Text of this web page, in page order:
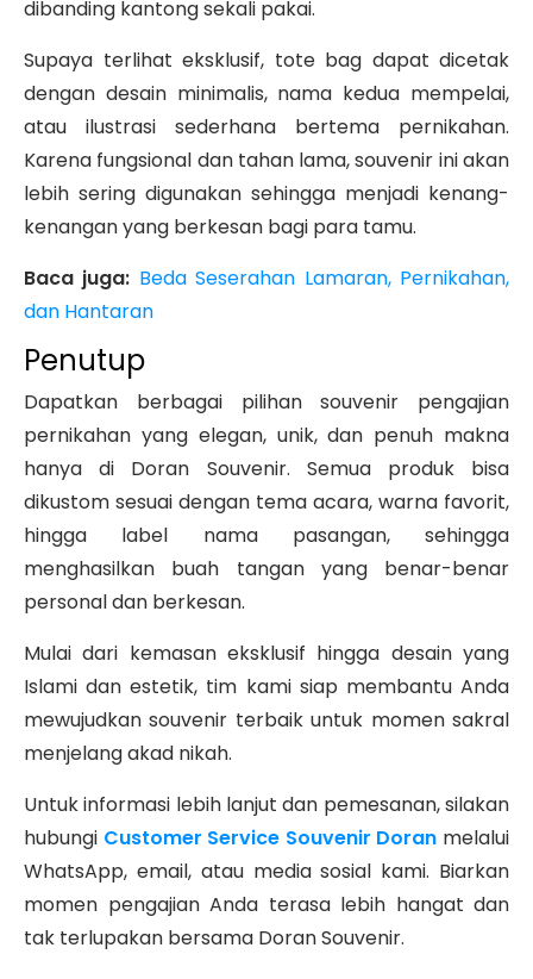
dibanding kantong sekali pakai.
Supaya terlihat eksklusif, tote bag dapat dicetak
dengan desain minimalis, nama kedua mempelai,
atau ilustrasi sederhana bertema pernikahan.
Karena fungsional dan tahan lama, souvenir ini akan
lebih sering digunakan sehingga menjadi kenang-
kenangan yang berkesan bagi para tamu.
Baca juga: Beda Seserahan Lamaran, Pernikahan,
dan Hantaran
Penutup
Dapatkan berbagai pilihan souvenir pengajian
pernikahan yang elegan, unik, dan penuh makna
hanya di Doran Souvenir. Semua produk bisa
dikustom sesuai dengan tema acara, warna favorit,
hingga label nama pasangan, sehingga
menghasilkan buah tangan yang benar-benar
personal dan berkesan.
Mulai dari kemasan eksklusif hingga desain yang
Islami dan estetik, tim kami siap membantu Anda
mewujudkan souvenir terbaik untuk momen sakral
menjelang akad nikah.
Untuk informasi lebih lanjut dan pemesanan, silakan
hubungi Customer Service Souvenir Doran melalui
WhatsApp, email, atau media sosial kami. Biarkan
momen pengajian Anda terasa lebih hangat dan
tak terlupakan bersama Doran Souvenir.